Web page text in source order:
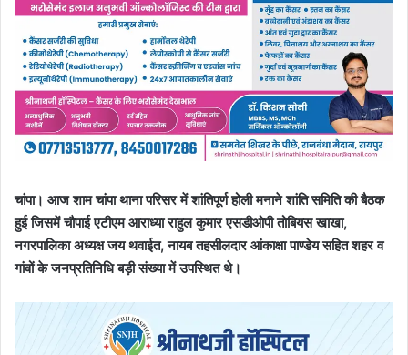
चांपा। आज शाम चांपा थाना परिसर में शांतिपूर्ण होली मनाने शांति समिति की बैठक
हुई जिसमें चौपाई एटीएम आराध्या राहुल कुमार एसडीओपी तोबियस खाखा,
नगरपालिका अध्यक्ष जय थवाईत, नायब तहसीलदार आंकाक्षा पाण्डेय सहित शहर व
गांवों के जनप्रतिनिधि बड़ी संख्या में उपस्थित थे।